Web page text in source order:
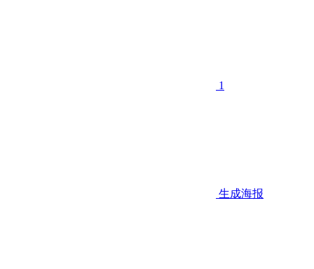
1
生成海报